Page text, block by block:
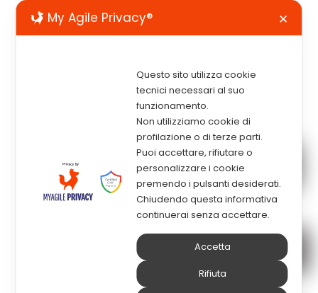
Company ProfileELMI
Management
My Agile Privacy® ✕
Questo sito utilizza cookie
tecnici necessari al suo
funzionamento.
Non utilizziamo cookie di
profilazione o di terze parti.
Puoi accettare, rifiutare o
personalizzare i cookie
premendo i pulsanti desiderati.
Chiudendo questa informativa
continuerai senza accettare.
Accetta
Rifiuta